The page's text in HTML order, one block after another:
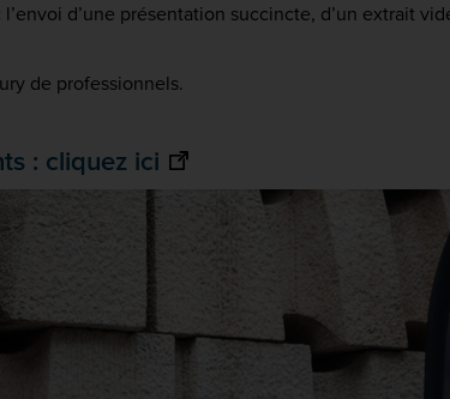
d’une présentation succincte, d’un extrait
de professionnels.
: cliquez ici